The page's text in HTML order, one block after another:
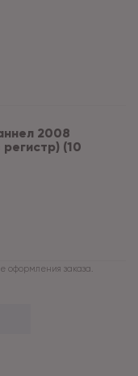
2008
(10
оформления заказа.